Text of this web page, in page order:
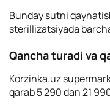
Bunday sutni
sterillizatsiyada
Qancha turadi va
Korzinka.uz
qarab 5 290 dan 21